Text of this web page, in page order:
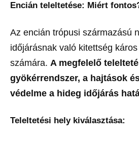
Encián teleltetése: Miért
Az encián trópusi származású
időjárásnak való kitettség
számára. A megfelelő
gyökérrendszer, a hajtások
védelme a hideg időjárás
Teleltetési hely kiválasztása: